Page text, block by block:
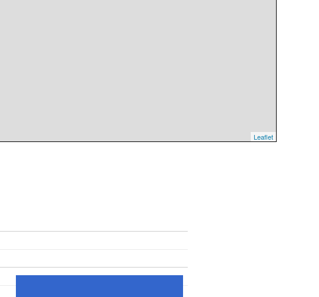
Leaflet